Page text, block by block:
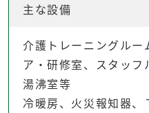
主な設備
介護トレーニングルー
ア・研修室、スタッフ
湯沸室等
冷暖房、火災報知器、